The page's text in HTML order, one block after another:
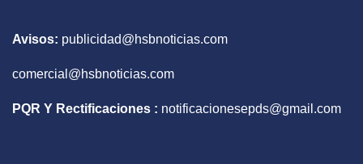
Avisos: publicidad@hsbnoticias.com
comercial@hsbnoticias.com
PQR Y Rectificaciones : notificacionesepds@gmail.com